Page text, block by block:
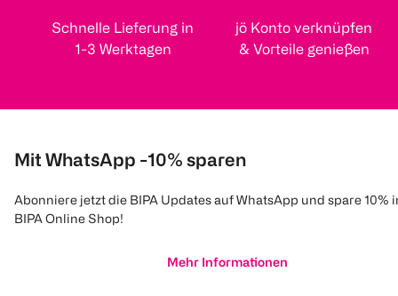
Schnelle Lieferung in
1-3 Werktagen
jö Konto verknüpfen
& Vorteile genießen
Mit WhatsApp -10% sparen
Abonniere jetzt die BIPA Updates auf WhatsApp und spare 10%
BIPA Online Shop!
Mehr Informationen